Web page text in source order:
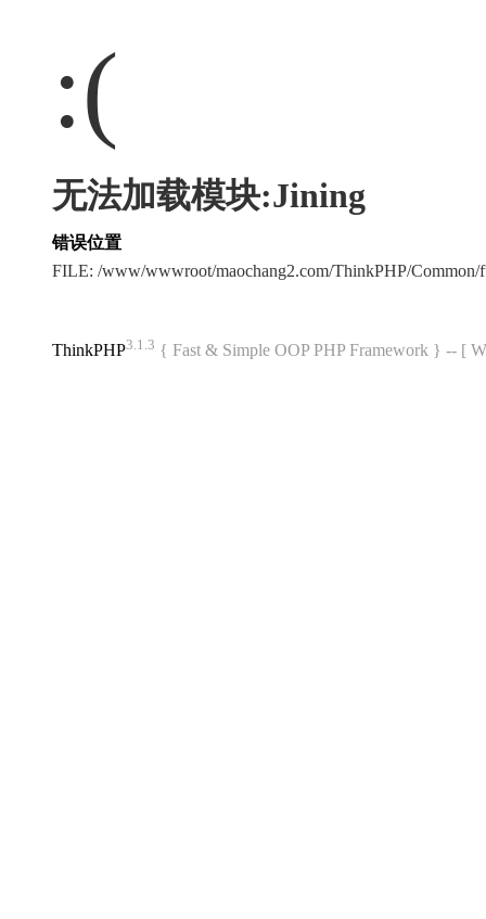
:(
无法加载模块:Jining
错误位置
FILE: /www/wwwroot/maochang2.com/ThinkPHP/
ThinkPHP3.1.3 { Fast & Simple OOP PHP Framework } -- [